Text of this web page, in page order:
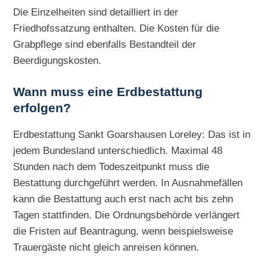
Die Einzelheiten sind detailliert in der
Friedhofssatzung enthalten. Die Kosten für die
Grabpflege sind ebenfalls Bestandteil der
Beerdigungskosten.
Wann muss eine Erdbestattung
erfolgen?
Erdbestattung Sankt Goarshausen Loreley: Das ist in
jedem Bundesland unterschiedlich. Maximal 48
Stunden nach dem Todeszeitpunkt muss die
Bestattung durchgeführt werden. In Ausnahmefällen
kann die Bestattung auch erst nach acht bis zehn
Tagen stattfinden. Die Ordnungsbehörde verlängert
die Fristen auf Beantragung, wenn beispielsweise
Trauergäste nicht gleich anreisen können.